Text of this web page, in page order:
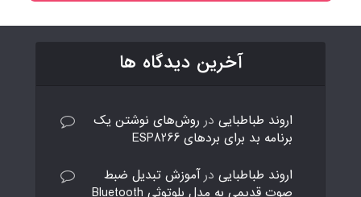
آخرین دیدگاه ها
اروند طباطبایی در روش‌های نوشتن یک
برنامه بد برای بردهای ESP8266
اروند طباطبایی درآموزش تبدیل ضبط
صوت قدیمی به مدل بلوتوثی Bluetooth